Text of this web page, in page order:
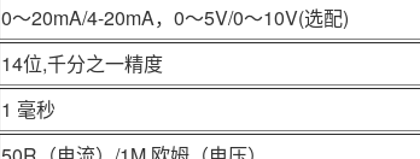
0～20mA/4-20mA，0～5V/0～10V(选配)
14位,千分之一精度
1 毫秒